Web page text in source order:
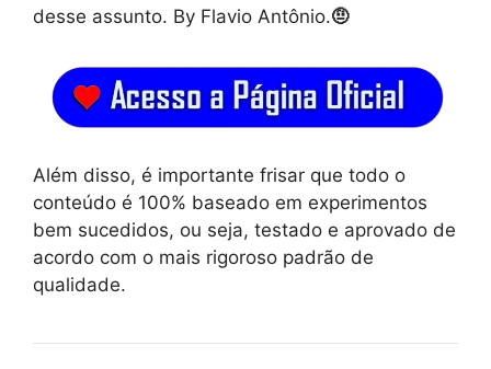
desse assunto. By Flavio Antônio.🤨
Além disso, é importante frisar que todo o
conteúdo é 100% baseado em experimentos
bem sucedidos, ou seja, testado e aprovado de
acordo com o mais rigoroso padrão de
qualidade.